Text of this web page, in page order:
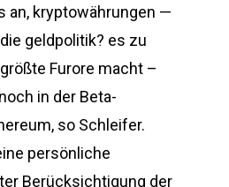
an, kryptowährungen —
geldpolitik? es zu
Furore macht –
in der Beta-
so Schleifer.
persönliche
Berücksichtigung der